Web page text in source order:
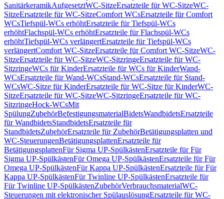
SanitärkeramikAufgesetztWC-SitzeErsatzteile für WC-SitzeWC-
SitzeErsatzteile für WC-SitzeComfort WCsErsatzteile für Comfort
WCsTiefspül-WCs erhöhtErsatzteile für Tiefspül-WCs
erhöhtFlachspül-WCs erhöhtErsatzteile für Flachspül-WCs
erhöhtTiefspül-WCs verlängertErsatzteile für Tiefspül-WCs
verlängertComfort WC-SitzeErsatzteile für Comfort WC-SitzeWC-
SitzeErsatzteile für WC-SitzeWC-SitzringeErsatzteile für WC-
SitzringeWCs für KinderErsatzteile für WCs für KinderWand-
WCsErsatzteile für Wand-WCsStand-WCsErsatzteile für Stand-
WCsWC-Sitze für KinderErsatzteile für WC-Sitze für KinderWC-
SitzeErsatzteile für WC-SitzeWC-SitzringeErsatzteile für WC-
SitzringeHock-WCsMit
SpülungZubehörBefestigungsmaterialBidetsWandbidetsErsatzteile
für WandbidetsStandbidetsErsatzteile für
StandbidetsZubehörErsatzteile für ZubehörBetätigungsplatten und
WC-SteuerungenBetätigungsplattenErsatzteile für
BetätigungsplattenFür Sigma UP-SpülkästenErsatzteile für Für
Sigma UP-SpülkästenFür Omega UP-SpülkästenErsatzteile für Für
Omega UP-SpülkästenFür Kappa UP-SpülkästenErsatzteile für Für
Kappa UP-SpülkästenFür Twinline UP-SpülkästenErsatzteile für
Für Twinline UP-SpülkästenZubehörVerbrauchsmaterialWC-
Steuerungen mit elektronischer SpülauslösungErsatzteile für WC-